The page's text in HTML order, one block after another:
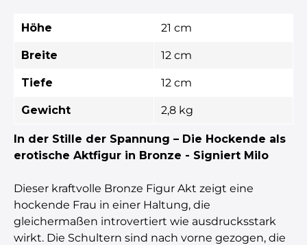
Höhe 21 cm
Breite 12 cm
Tiefe 12 cm
Gewicht 2,8 kg
In der Stille der Spannung – Die Hockende als
erotische Aktfigur in Bronze - Signiert Milo
Dieser kraftvolle Bronze Figur Akt zeigt eine
hockende Frau in einer Haltung, die
gleichermaßen introvertiert wie ausdrucksstark
wirkt. Die Schultern sind nach vorne gezogen, die